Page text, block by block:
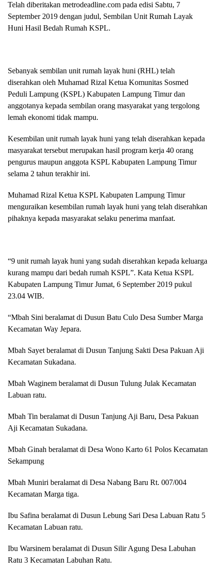
Telah diberitakan metrodeadline.com pada edisi Sabtu, 7
September 2019 dengan judul, Sembilan Unit Rumah Layak
Huni Hasil Bedah Rumah KSPL.
Sebanyak sembilan unit rumah layak huni (RHL) telah
diserahkan oleh Muhamad Rizal Ketua Komunitas Sosmed
Peduli Lampung (KSPL) Kabupaten Lampung Timur dan
anggotanya kepada sembilan orang masyarakat yang tergolong
lemah ekonomi tidak mampu.
Kesembilan unit rumah layak huni yang telah diserahkan kepada
masyarakat tersebut merupakan hasil program kerja 40 orang
pengurus maupun anggota KSPL Kabupaten Lampung Timur
selama 2 tahun terakhir ini.
Muhamad Rizal Ketua KSPL Kabupaten Lampung Timur
menguraikan kesembilan rumah layak huni yang telah diserahkan
pihaknya kepada masyarakat selaku penerima manfaat.
“9 unit rumah layak huni yang sudah diserahkan kepada keluarga
kurang mampu dari bedah rumah KSPL”. Kata Ketua KSPL
Kabupaten Lampung Timur Jumat, 6 September 2019 pukul
23.04 WIB.
“Mbah Sini beralamat di Dusun Batu Culo Desa Sumber Marga
Kecamatan Way Jepara.
Mbah Sayet beralamat di Dusun Tanjung Sakti Desa Pakuan Aji
Kecamatan Sukadana.
Mbah Waginem beralamat di Dusun Tulung Julak Kecamatan
Labuan ratu.
Mbah Tin beralamat di Dusun Tanjung Aji Baru, Desa Pakuan
Aji Kecamatan Sukadana.
Mbah Ginah beralamat di Desa Wono Karto 61 Polos Kecamatan
Sekampung
Mbah Muniri beralamat di Desa Nabang Baru Rt. 007/004
Kecamatan Marga tiga.
Ibu Safina beralamat di Dusun Lebung Sari Desa Labuan Ratu 5
Kecamatan Labuan ratu.
Ibu Warsinem beralamat di Dusun Silir Agung Desa Labuhan
Ratu 3 Kecamatan Labuhan Ratu.